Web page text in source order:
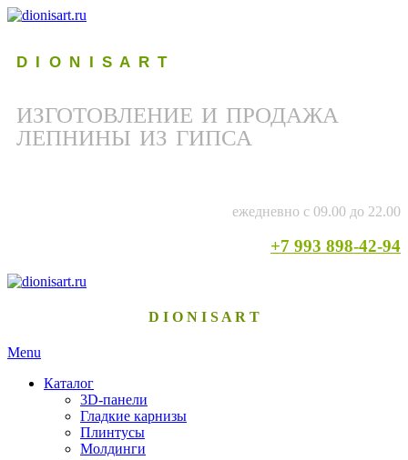
D I O N I S A R T
ИЗГОТОВЛЕНИЕ И ПРОДАЖА
ЛЕПНИНЫ ИЗ ГИПСА
ежедневно с 09.00 до 22.00
+7 993 898-42-94
D I O N I S A R T
Menu
Каталог
3D-панели
Гладкие карнизы
Плинтусы
Молдинги